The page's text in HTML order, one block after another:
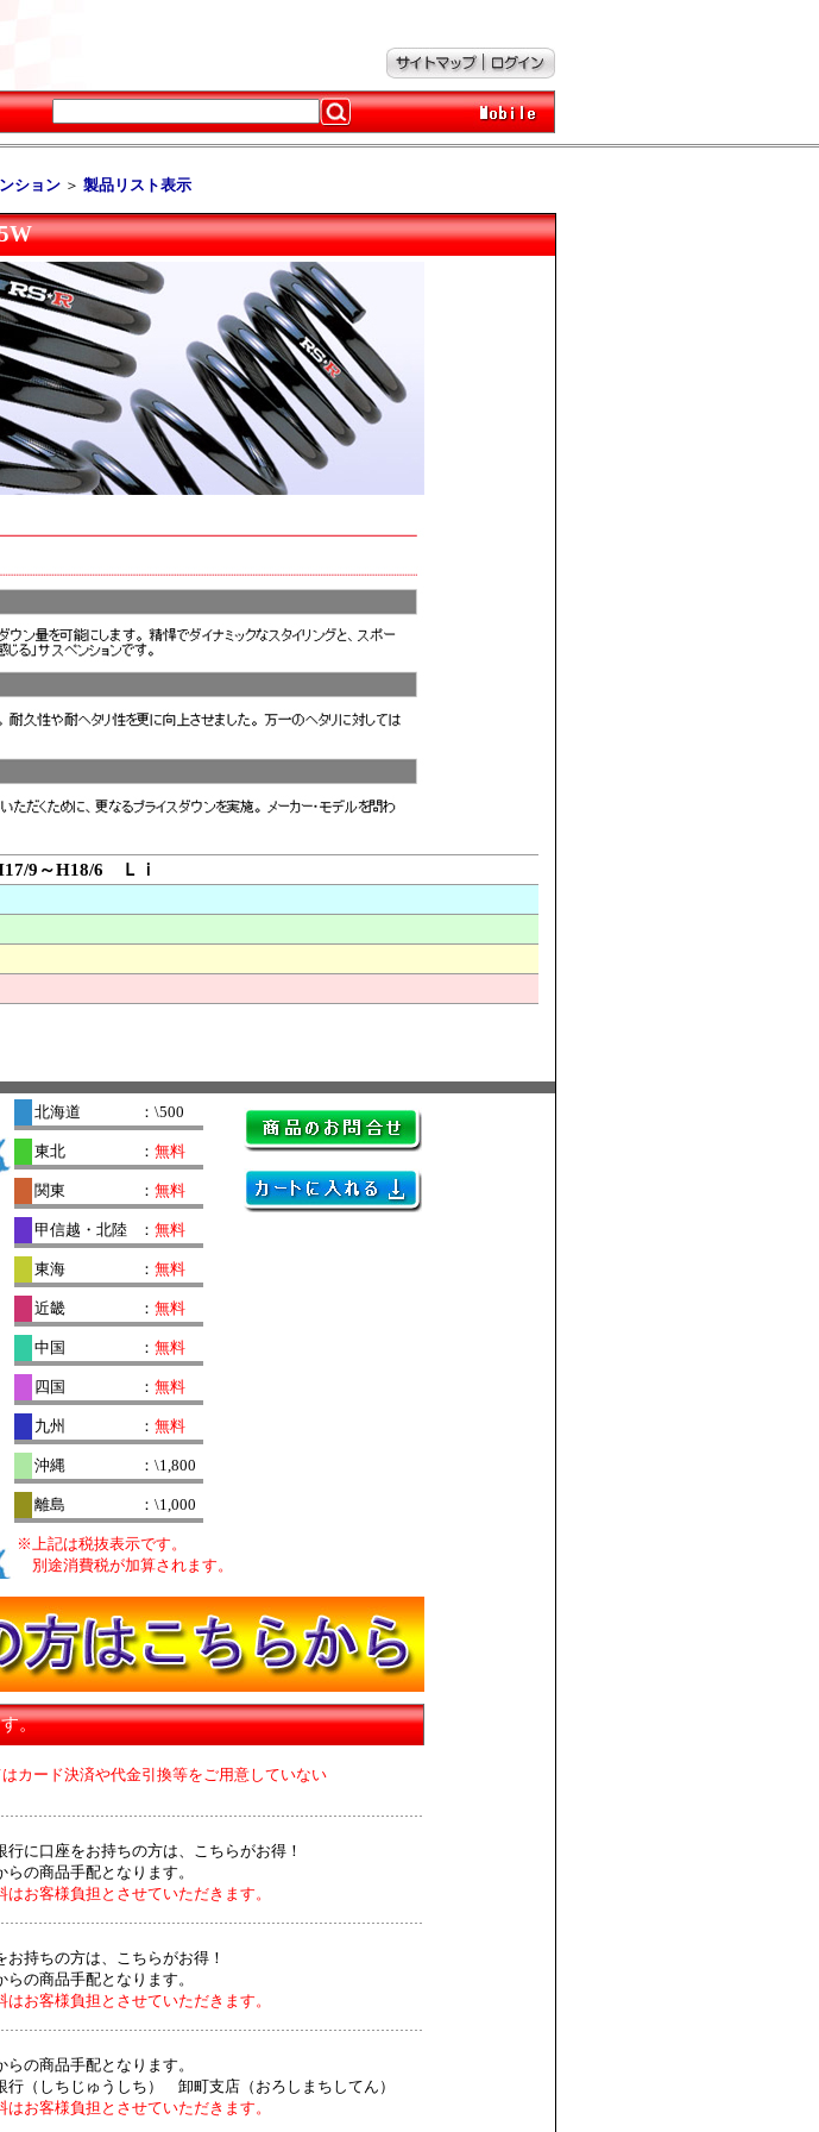
ション ＞ 製品リスト表示
9～H18/6 Ｌｉ
北海道 ：\500
東北 ： 無料
関東 ： 無料
甲信越・北陸 ： 無料
東海 ： 無料
近畿 ： 無料
中国 ： 無料
四国 ： 無料
九州 ： 無料
沖縄 ：\1,800
離島 ：\1,000
※上記は税抜表示です。
別途消費税が加算されます。
。
カード決済や代金引換等をご用意していない
行に口座をお持ちの方は、こちらがお得！
らの商品手配となります。
お客様負担とさせていただきます。
お持ちの方は、こちらがお得！
らの商品手配となります。
お客様負担とさせていただきます。
らの商品手配となります。
行（しちじゅうしち） 卸町支店（おろしまちしてん）
お客様負担とさせていただきます。